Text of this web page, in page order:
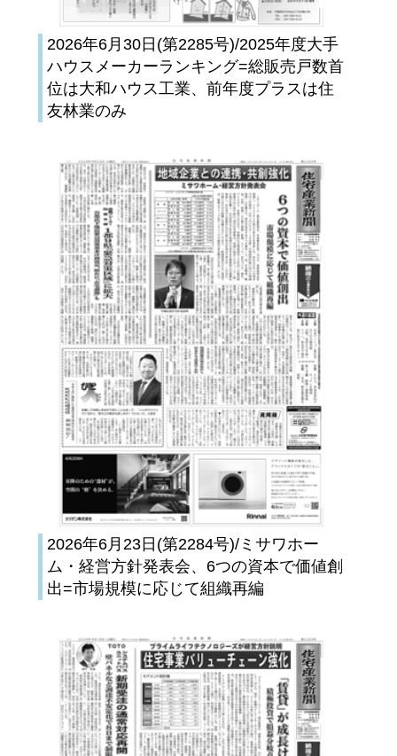
2026年6月30日(第2285号)/2025年度大手
ハウスメーカーランキング=総販売戸数首
位は大和ハウス工業、前年度プラスは住
友林業のみ
2026年6月23日(第2284号)/ミサワホー
ム・経営方針発表会、6つの資本で価値創
出=市場規模に応じて組織再編